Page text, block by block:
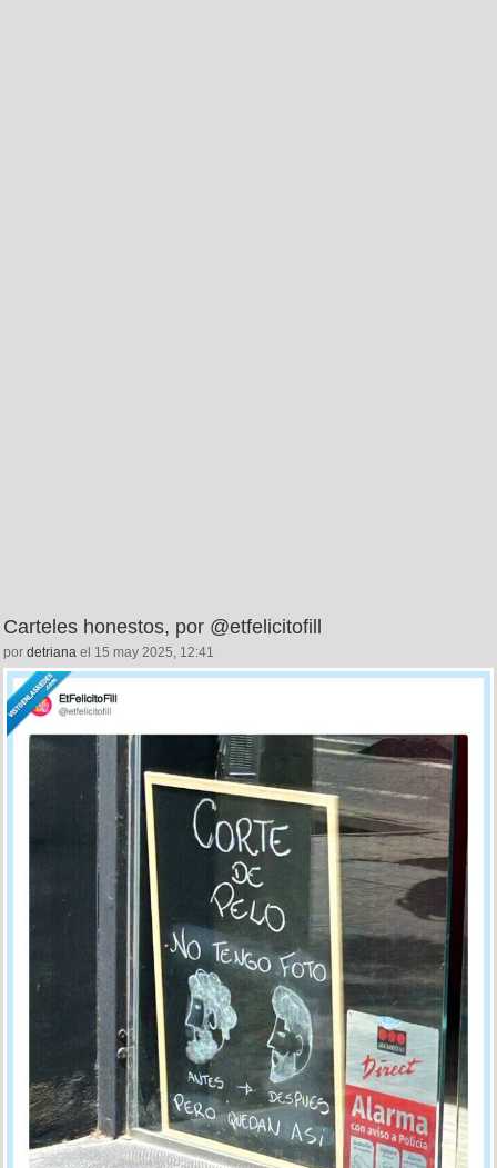
Carteles honestos, por @etfelicitofill
por detriana el 15 may 2025, 12:41